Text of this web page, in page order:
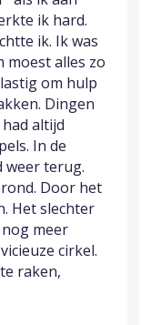
ik hard.
ik. Ik was
moest alles zo
om hulp
Dingen
altijd
In de
weer terug.
Door het
Het slechter
meer
cirkel.
raken,